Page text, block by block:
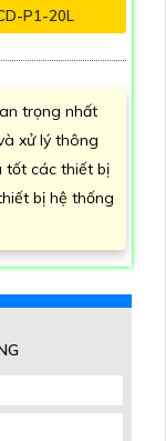
P1-20L
trọng nhất
xử lý thông
tốt các thiết bị
bị hệ thống